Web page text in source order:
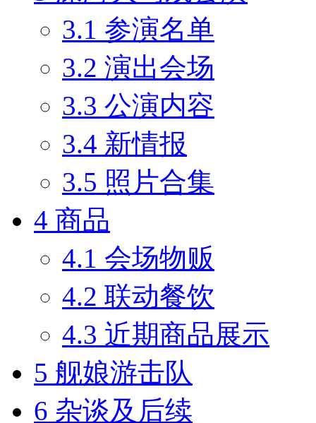
3.1 参演名单
3.2 演出会场
3.3 公演内容
3.4 新情报
3.5 照片合集
4 商品
4.1 会场物贩
4.2 联动餐饮
4.3 近期商品展示
5 舰娘游击队
6 杂谈及后续